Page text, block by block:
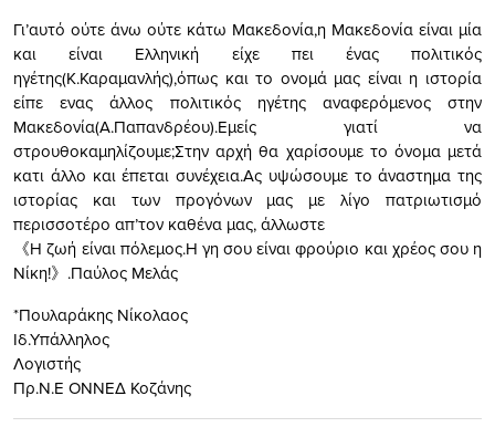
Γι’αυτό ούτε άνω ούτε κάτω Μακεδονία,η Μακεδονία είναι μία
και είναι Ελληνική είχε πει ένας πολιτικός
ηγέτης(Κ.Καραμανλής),όπως και το ονομά μας είναι η ιστορία
είπε ενας άλλος πολιτικός ηγέτης αναφερόμενος στην
Μακεδονία(Α.Παπανδρέου).Εμείς γιατί να
στρουθοκαμηλίζουμε;Στην αρχή θα χαρίσουμε το όνομα μετά
κατι άλλο και έπεται συνέχεια.Ας υψώσουμε το άναστημα της
ιστορίας και των προγόνων μας με λίγο πατριωτισμό
περισσοτέρο απ’τον καθένα μας, άλλωστε
《Η ζωή είναι πόλεμος.Η γη σου είναι φρούριο και χρέος σου η
Νίκη!》.Παύλος Μελάς
*Πουλαράκης Νίκολαος
Ιδ.Υπάλληλος
Λογιστής
Πρ.Ν.Ε ΟΝΝΕΔ Κοζάνης